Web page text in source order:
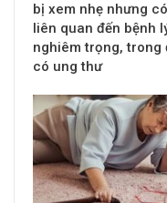
bị xem nhẹ nhưng
liên quan đến bệnh
nghiêm trọng, trong
có ung thư